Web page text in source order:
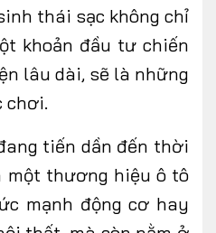
thái sạc không chỉ
khoản đầu tư chiến
lâu dài, sẽ là những
chơi.
tiến dần đến thời
một thương hiệu ô tô
mạnh động cơ hay